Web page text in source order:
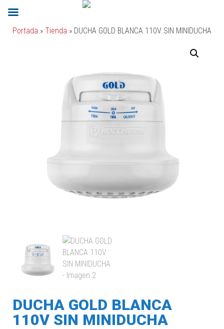
Portada » Tienda » DUCHA GOLD BLANCA 110V SIN MINIDUCHA
DUCHA GOLD BLANCA
110V SIN MINIDUCHA